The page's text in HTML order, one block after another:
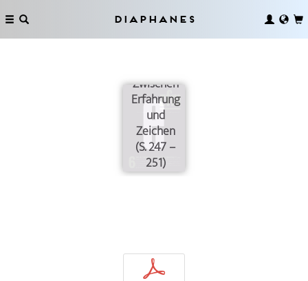
Diaphanes
Zwischen
Erfahrung
und
Zeichen
(S. 247 –
251)
p